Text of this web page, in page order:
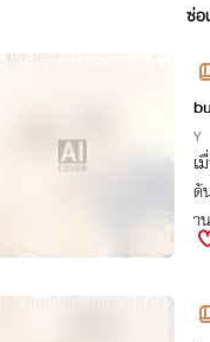
ซ่อ
นั้
Y
เ
ดั
า